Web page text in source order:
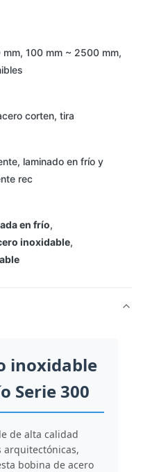
100 mm ~ 2500 mm,
corten, tira
laminado en frío y
rec
en frío,
inoxidable,
inoxidable
Serie 300
de alta calidad
arquitectónicas,
bobina de acero